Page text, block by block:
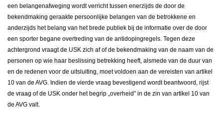
een belangenafweging wordt verricht tussen enerzijds de door de
bekendmaking geraakte persoonlijke belangen van de betrokkene en
anderzijds het belang van het brede publiek bij de informatie over de door
een sporter begane overtreding van de antidopingregels. Tegen deze
achtergrond vraagt de USK zich af of de bekendmaking van de naam van de
personen op wie haar beslissing betrekking heeft, alsmede van de duur van
en de redenen voor de uitsluiting, moet voldoen aan de vereisten van artikel
10 van de AVG. Indien de vierde vraag bevestigend wordt beantwoord, rijst
de vraag of de USK onder het begrip „overheid” in de zin van artikel 10 van
de AVG valt.